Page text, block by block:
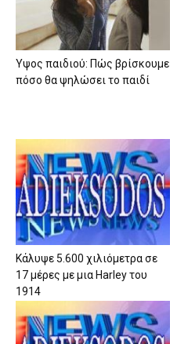
Ύψος παιδιού: Πώς βρίσκουμε
πόσο θα ψηλώσει το παιδί
Κάλυψε 5.600 χιλιόμετρα σε
17 μέρες με μια Harley του
1914